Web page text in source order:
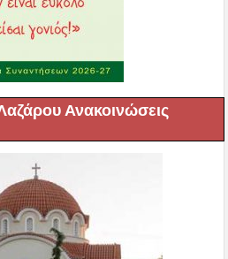
Ανακοινώσεις